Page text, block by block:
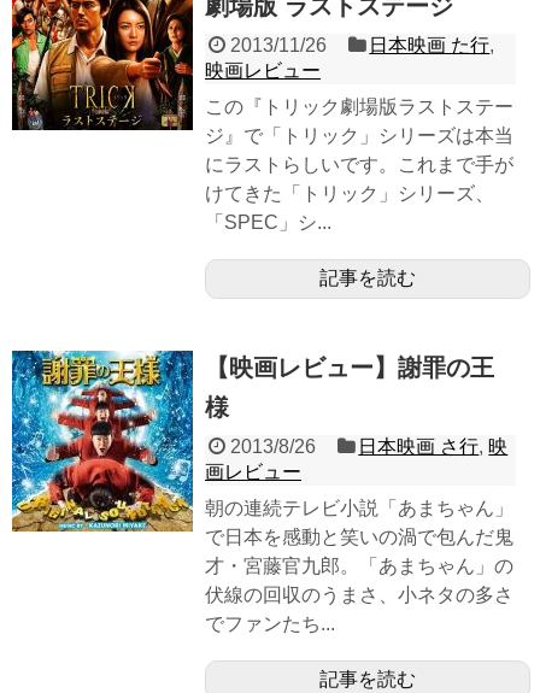
劇場版 ラストステージ
2013/11/26 日本映画 た行,
映画レビュー
この『トリック劇場版ラストステー
ジ』で「トリック」シリーズは本当
にラストらしいです。これまで手が
けてきた「トリック」シリーズ、
「SPEC」シ...
記事を読む
【映画レビュー】謝罪の王
様
2013/8/26 日本映画 さ行, 映
画レビュー
朝の連続テレビ小説「あまちゃん」
で日本を感動と笑いの渦で包んだ鬼
才・宮藤官九郎。「あまちゃん」の
伏線の回収のうまさ、小ネタの多さ
でファンたち...
記事を読む